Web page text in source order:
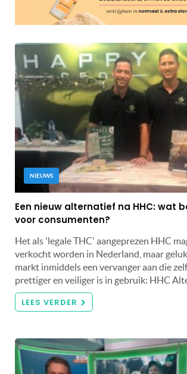
NIEUWS
Een nieuw alternatief na HHC: wat
voor consumenten?
Het als 'legale THC' aangeprezen HHC
verkocht worden in Nederland, maar
markt inmiddels een vervanger aan die
prettiger en veiliger is in gebruik: HHC
LEES VERDER